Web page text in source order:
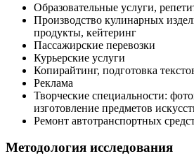
Образовательные услуги,
Производство кулинарных
продукты, кейтеринг
Пассажирские перевозки
Курьерские услуги
Копирайтинг, подготовка
Реклама
Творческие специальности:
изготовление предметов
Ремонт автотранспортных
Методология исследования